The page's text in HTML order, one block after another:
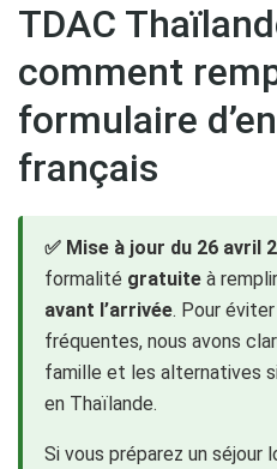
TDAC
comment
formulaire
français
✅ Mise à jour du 26 avril
formalité gratuite à
avant l’arrivée. Pour
fréquentes, nous avons
famille et les alternatives
en Thaïlande.
Si vous préparez un séjour